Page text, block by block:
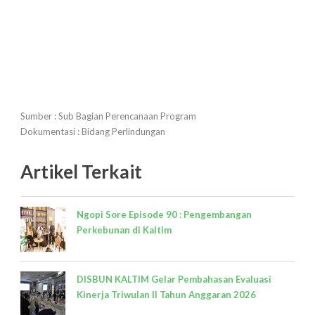
Sumber : Sub Bagian Perencanaan Program
Dokumentasi : Bidang Perlindungan
Artikel Terkait
Ngopi Sore Episode 90 : Pengembangan
Perkebunan di Kaltim
DISBUN KALTIM Gelar Pembahasan Evaluasi
Kinerja Triwulan II Tahun Anggaran 2026